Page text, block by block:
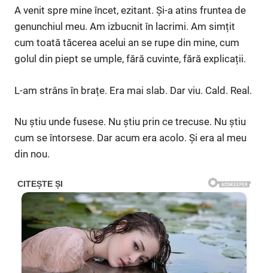
A venit spre mine încet, ezitant. Și-a atins fruntea de
genunchiul meu. Am izbucnit în lacrimi. Am simțit
cum toată tăcerea acelui an se rupe din mine, cum
golul din piept se umple, fără cuvinte, fără explicații.
L-am strâns în brațe. Era mai slab. Dar viu. Cald. Real.
Nu știu unde fusese. Nu știu prin ce trecuse. Nu știu
cum se întorsese. Dar acum era acolo. Și era al meu
din nou.